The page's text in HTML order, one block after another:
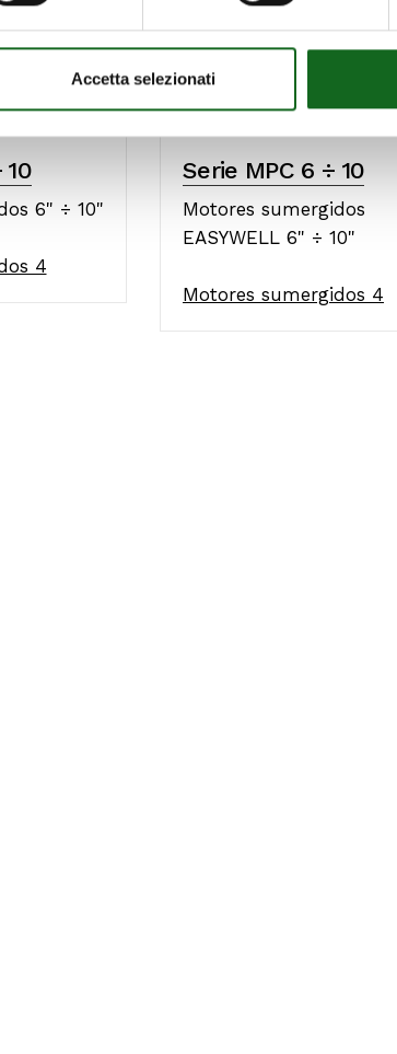
Accetta selezionati
10
6" ÷ 10"
4
Serie MPC 6 ÷ 10
Motores sumergidos
EASYWELL 6" ÷ 10"
Motores sumergidos 4